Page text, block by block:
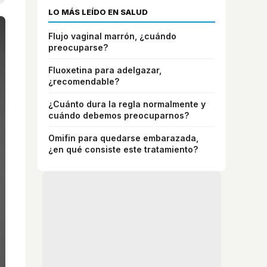
LO MÁS LEÍDO EN SALUD
Flujo vaginal marrón, ¿cuándo
preocuparse?
Fluoxetina para adelgazar,
¿recomendable?
¿Cuánto dura la regla normalmente y
cuándo debemos preocuparnos?
Omifin para quedarse embarazada,
¿en qué consiste este tratamiento?